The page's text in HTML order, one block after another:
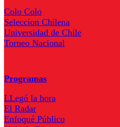
Colo Colo
Seleccion Chilena
Universidad de Chile
Torneo Nacional
Programas
LLegó la hora
El Radar
Enfoqué Público